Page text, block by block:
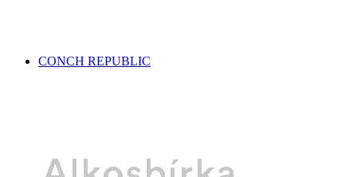
CONCH REPUBLIC